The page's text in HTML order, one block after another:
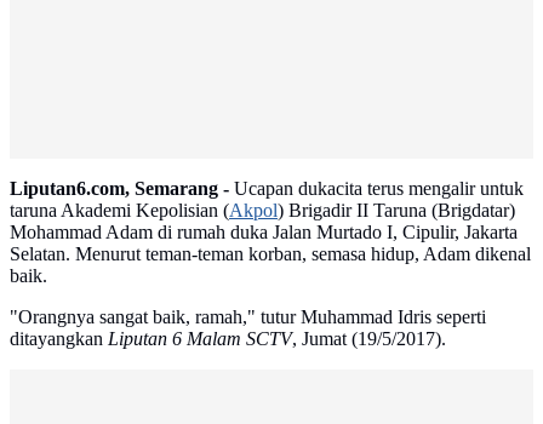
Liputan6.com, Semarang - Ucapan dukacita terus mengalir untuk
taruna Akademi Kepolisian (Akpol) Brigadir II Taruna (Brigdatar)
Mohammad Adam di rumah duka Jalan Murtado I, Cipulir, Jakarta
Selatan. Menurut teman-teman korban, semasa hidup, Adam dikenal
baik.
"Orangnya sangat baik, ramah," tutur Muhammad Idris seperti
ditayangkan Liputan 6 Malam SCTV, Jumat (19/5/2017).